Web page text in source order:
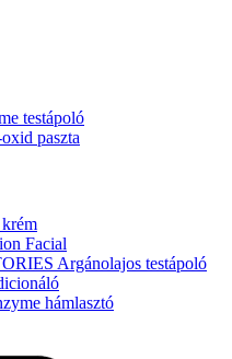
testápoló
paszta
Facial
Argánolajos testápoló
hámlasztó